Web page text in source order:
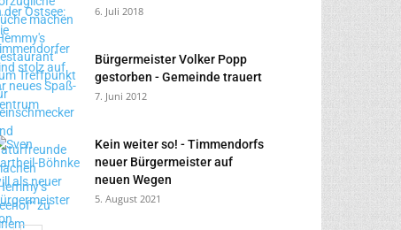
6. Juli 2018
Bürgermeister Volker Popp
gestorben - Gemeinde trauert
7. Juni 2012
Kein weiter so! - Timmendorfs
neuer Bürgermeister auf
neuen Wegen
5. August 2021